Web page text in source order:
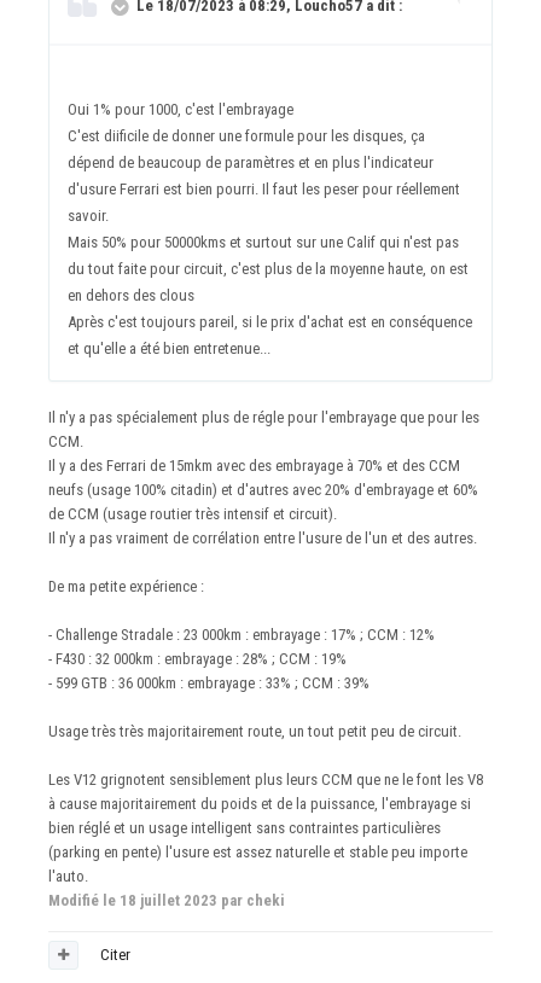
Le 18/07/2023 à 08:29, Loucho57 a dit :
Oui 1% pour 1000, c'est l'embrayage
C'est diificile de donner une formule pour les disques, ça
dépend de beaucoup de paramètres et en plus l'indicateur
d'usure Ferrari est bien pourri. Il faut les peser pour réellement
savoir.
Mais 50% pour 50000kms et surtout sur une Calif qui n'est pas
du tout faite pour circuit, c'est plus de la moyenne haute, on est
en dehors des clous
Après c'est toujours pareil, si le prix d'achat est en conséquence
et qu'elle a été bien entretenue...
Il n'y a pas spécialement plus de régle pour l'embrayage que pour les
CCM.
Il y a des Ferrari de 15mkm avec des embrayage à 70% et des CCM
neufs (usage 100% citadin) et d'autres avec 20% d'embrayage et 60%
de CCM (usage routier très intensif et circuit).
Il n'y a pas vraiment de corrélation entre l'usure de l'un et des autres.
De ma petite expérience :
- Challenge Stradale : 23 000km : embrayage : 17% ; CCM : 12%
- F430 : 32 000km : embrayage : 28% ; CCM : 19%
- 599 GTB : 36 000km : embrayage : 33% ; CCM : 39%
Usage très très majoritairement route, un tout petit peu de circuit.
Les V12 grignotent sensiblement plus leurs CCM que ne le font les V8
à cause majoritairement du poids et de la puissance, l'embrayage si
bien réglé et un usage intelligent sans contraintes particulières
(parking en pente) l'usure est assez naturelle et stable peu importe
l'auto.
Modifié le 18 juillet 2023 par cheki
Citer